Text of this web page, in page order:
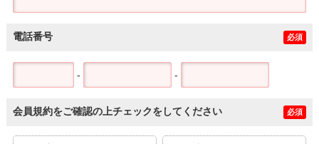
電話番号 必須
- -
会員規約をご確認の上チェックをしてください 必須